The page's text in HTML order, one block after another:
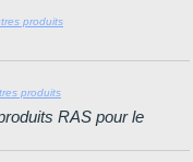
produits
produits
RAS pour le